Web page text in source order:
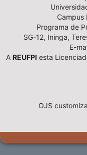
Campus
Programa de
SG-12, Ininga,
E-
A REUFPI esta
OJS